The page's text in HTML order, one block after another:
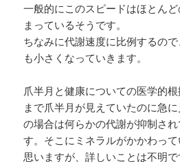
一般的にこのスピードはほとん
まっているそうです。
ちなみに代謝速度に比例するの
も小さくなっていきます。
爪半月と健康についての医学的
まで爪半月が見えていたのに急
の場合は何らかの代謝が抑制さ
す。そこにミネラルがかかわっ
思いますが、詳しいことは不明で